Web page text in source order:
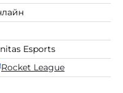
Esports
Rocket League